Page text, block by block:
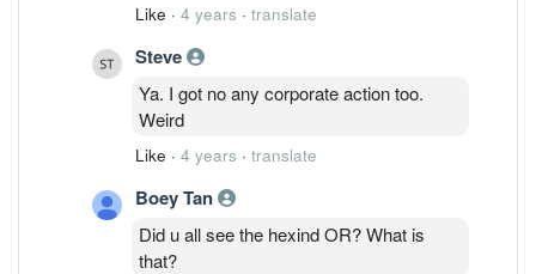
Like · 4 years · translate
Steve
Ya. I got no any corporate action too.
Weird
Like · 4 years · translate
Boey Tan
Did u all see the hexind OR? What is
that?